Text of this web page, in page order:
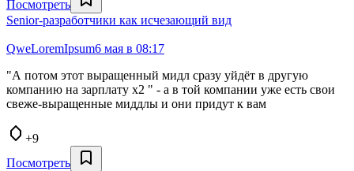
Посмотреть
Senior‑разработчики как исчезающий вид
QweLoremIpsum6 мая в 08:17
"А потом этот выращенный мидл сразу уйдёт в другую
компанию на зарплату x2 " - а в той компании уже есть свои
свеже-выращенные миддлы и они придут к вам
+9
Посмотреть